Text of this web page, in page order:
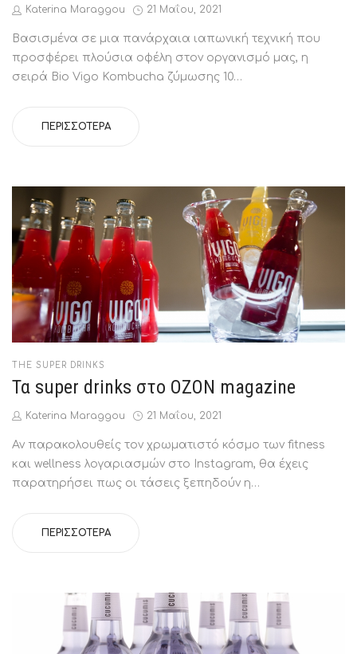
by
Katerina Maraggou
Posted
21 Μαΐου, 2021
Βασισμένα σε μια πανάρχαια ιαπωνική τεχνική που
προσφέρει πλούσια οφέλη στον οργανισμό μας, η
σειρά Bio Vigo Kombucha ζύμωσης 10…
ΠΕΡΙΣΣΌΤΕΡΑ
POSTED
THE SUPER DRINKS
Τα super drinks στο OZON magazine
by
Katerina Maraggou
Posted
21 Μαΐου, 2021
Αν παρακολουθείς τον χρωματιστό κόσμο των fitness
και wellness λογαριασμών στο Instagram, θα έχεις
παρατηρήσει πως οι τάσεις ξεπηδούν η…
ΠΕΡΙΣΣΌΤΕΡΑ